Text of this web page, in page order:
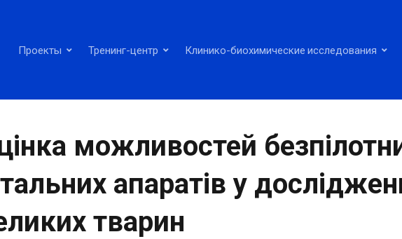
Проекты Тренинг-центр Клинико-биохимические исследования
можливостей
апаратів у
тварин